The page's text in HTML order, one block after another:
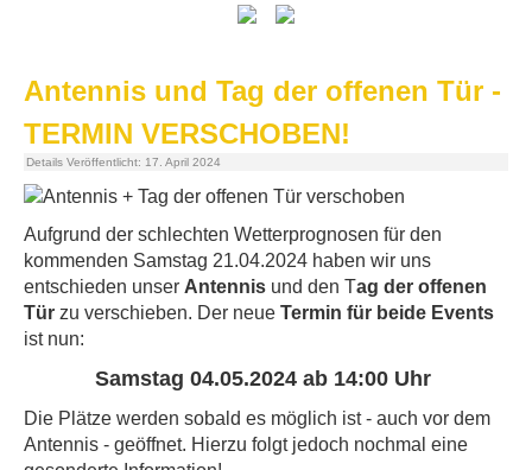
Antennis und Tag der offenen Tür -
TERMIN VERSCHOBEN!
Details Veröffentlicht: 17. April 2024
Aufgrund der schlechten Wetterprognosen für den
kommenden Samstag 21.04.2024 haben wir uns
entschieden unser Antennis und den Tag der offenen
Tür zu verschieben. Der neue Termin für beide Events
ist nun:
Samstag 04.05.2024 ab 14:00 Uhr
Die Plätze werden sobald es möglich ist - auch vor dem
Antennis - geöffnet. Hierzu folgt jedoch nochmal eine